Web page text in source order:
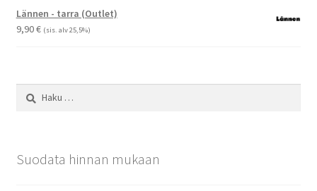
-
29,90 €
Lännen - tarra (Outlet)
9,90€ (sis. alv 25,5%)
Suodata hinnan mukaan